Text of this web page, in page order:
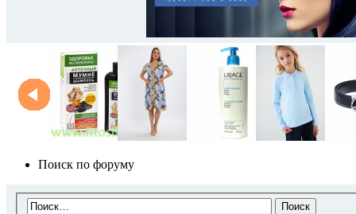
Поиск по форуму